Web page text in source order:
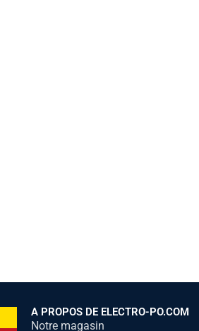
A PROPOS DE ELECTRO-PO.COM
Notre magasin